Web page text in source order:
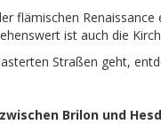
flämischen
ist auch die
Straßen geht,
Brilon und